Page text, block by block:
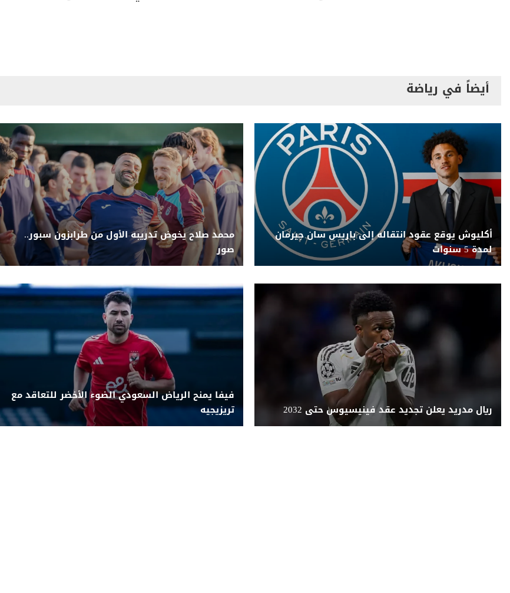
أيضاً في رياضة
أكليوش يوقع عقود انتقاله إلى باريس سان جيرمان
لمدة 5 سنوات
محمد صلاح يخوض تدريبه الأول من طرابزون سبور..
صور
ريال مدريد يعلن تجديد عقد فينيسيوس حتى 2032
فيفا يمنح الرياض السعودي الضوء الأخضر للتعاقد مع
تريزيجيه